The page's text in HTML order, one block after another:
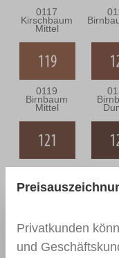
0117
Kirschbaum
Mittel
0119
Birnbaum
Mittel
0121 Macoré 0122
0138 Teak 0303
Privatkunden
und